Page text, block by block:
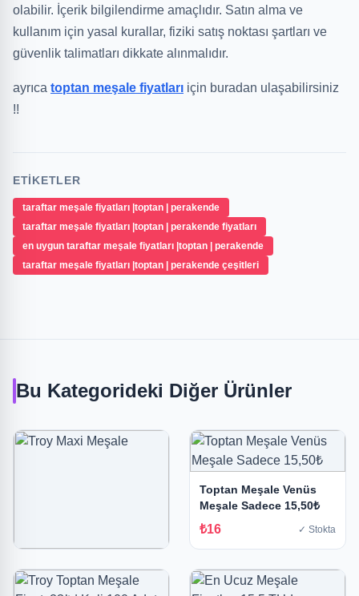
olabilir. İçerik bilgilendirme amaçlıdır. Satın alma ve
kullanım için yasal kurallar, fiziki satış noktası şartları ve
güvenlik talimatları dikkate alınmalıdır.
ayrıca toptan meşale fiyatları için buradan ulaşabilirsiniz
!!
ETIKETLER
taraftar meşale fiyatları |toptan | perakende
taraftar meşale fiyatları |toptan | perakende fiyatları
en uygun taraftar meşale fiyatları |toptan | perakende
taraftar meşale fiyatları |toptan | perakende çeşitleri
Bu Kategorideki Diğer Ürünler
Toptan Meşale Venüs
Meşale Sadece 15,50₺
₺16 ✓ Stokta